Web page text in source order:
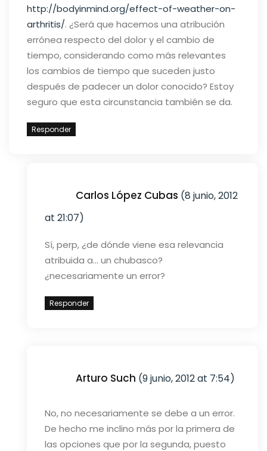
http://bodyinmind.org/effect-of-weather-on-
arthritis/. ¿Será que hacemos una atribución
errónea respecto del dolor y el cambio de
tiempo, considerando como más relevantes
los cambios de tiempo que suceden justo
después de padecer un dolor conocido? Estoy
seguro que esta circunstancia también se da.
Responder
Carlos López Cubas (8 junio, 2012
at 21:07)
Sí, perp, ¿de dónde viene esa relevancia
atribuida a… un chubasco?
¿necesariamente un error?
Responder
Arturo Such (9 junio, 2012 at 7:54)
No, no necesariamente se debe a un error.
De hecho me inclino más por la primera de
las opciones que por la segunda, puesto